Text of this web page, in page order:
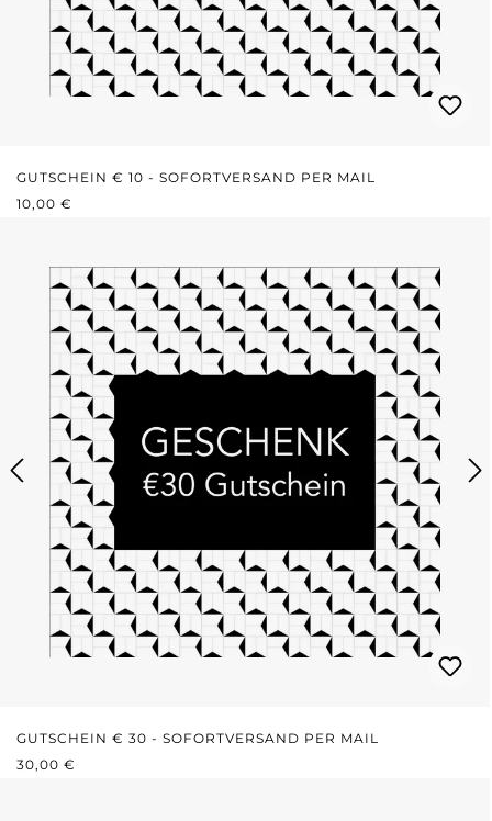
GUTSCHEIN € 10 - SOFORTVERSAND PER MAIL
REGULÄRER PREIS:
10,00 €
GUTSCHEIN € 30 - SOFORTVERSAND PER MAIL
REGULÄRER PREIS:
30,00 €